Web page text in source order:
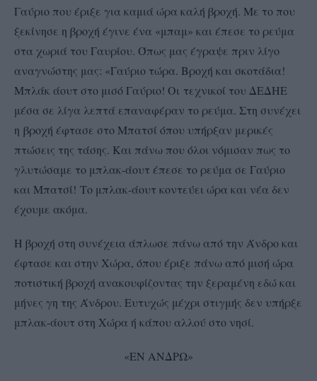
Γαύριο που έριξε για καμιά ώρα καλή βροχή. Με το που
ξεκίνησε η βροχή έγινε ένα «μπαμ» και έπεσε το ρεύμα
στα χωριά του Γαυρίου. Όπως μας έγραψε πριν λίγο
αναγνώστης μας: «Γαύριο τώρα. Βροχή και σκοτάδια!
Μπλάκ άουτ στο μισό Γαύριο! Οι τεχνικοί του ΔΕΔΗΕ
μέσα σε λίγα λεπτά επαναφέραν το ρεύμα. Στη συνέχει
η βροχή έφτασε στο Μπατσί όπου υπήρξαν μερικές
πτώσεις της τάσης. Και πάνω που όλοι νόμισαν πως το
γλυτώσαμε το μπλακ-άουτ έπεσε το ρεύμα σε Γαύριο
και Μπατσί! Το μπλακ-άουτ κοντεύει ώρα και νέα δεν
έχουμε ακόμα.
Η βροχή στη συνέχεια άπλωσε πάνω από την Άνδρο και
έφτασε και στην Χώρα, όπου έριξε πάνω από μισή ώρα
ποτιστική βροχή ανακουφίζοντας την ξεραμένη εδώ και
μήνες γη της Άνδρου. Ευτυχώς μέχρι στιγμής δεν υπήρξε
μπλακ-άουτ στη Χώρα ή κάπου αλλού στο νησί.
«ΕΝ ΑΝΔΡΩ»